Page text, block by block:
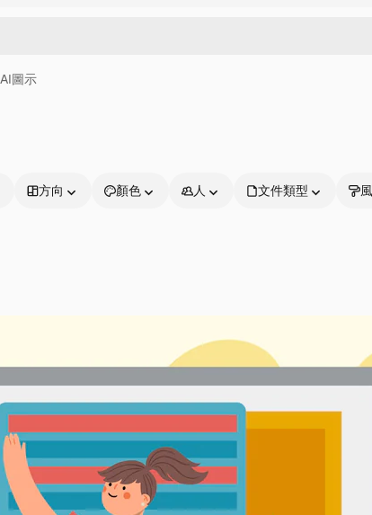
圖示
方向 顏色 人 文件類型
意平台。擁有超過
、企業、代理商
產品
Spaces
AI助手
AI圖像生成器
AI視頻生成器
開始使用